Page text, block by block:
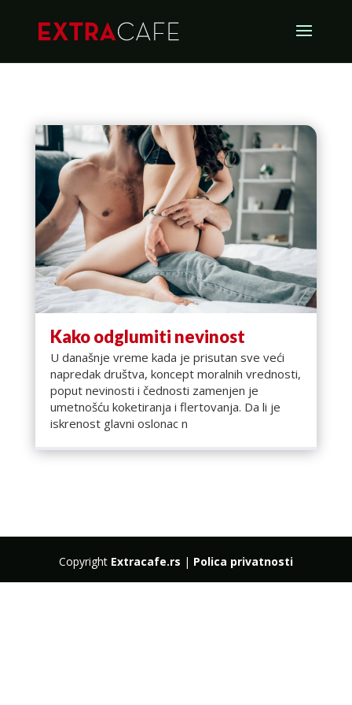
Kako odglumiti nevinost
U današnje vreme kada je prisutan sve veći
napredak društva, koncept moralnih vrednosti,
poput nevinosti i čednosti zamenjen je
umetnošću koketiranja i flertovanja. Da li je
iskrenost glavni oslonac n
Copyright Extracafe.rs | Polica privatnosti